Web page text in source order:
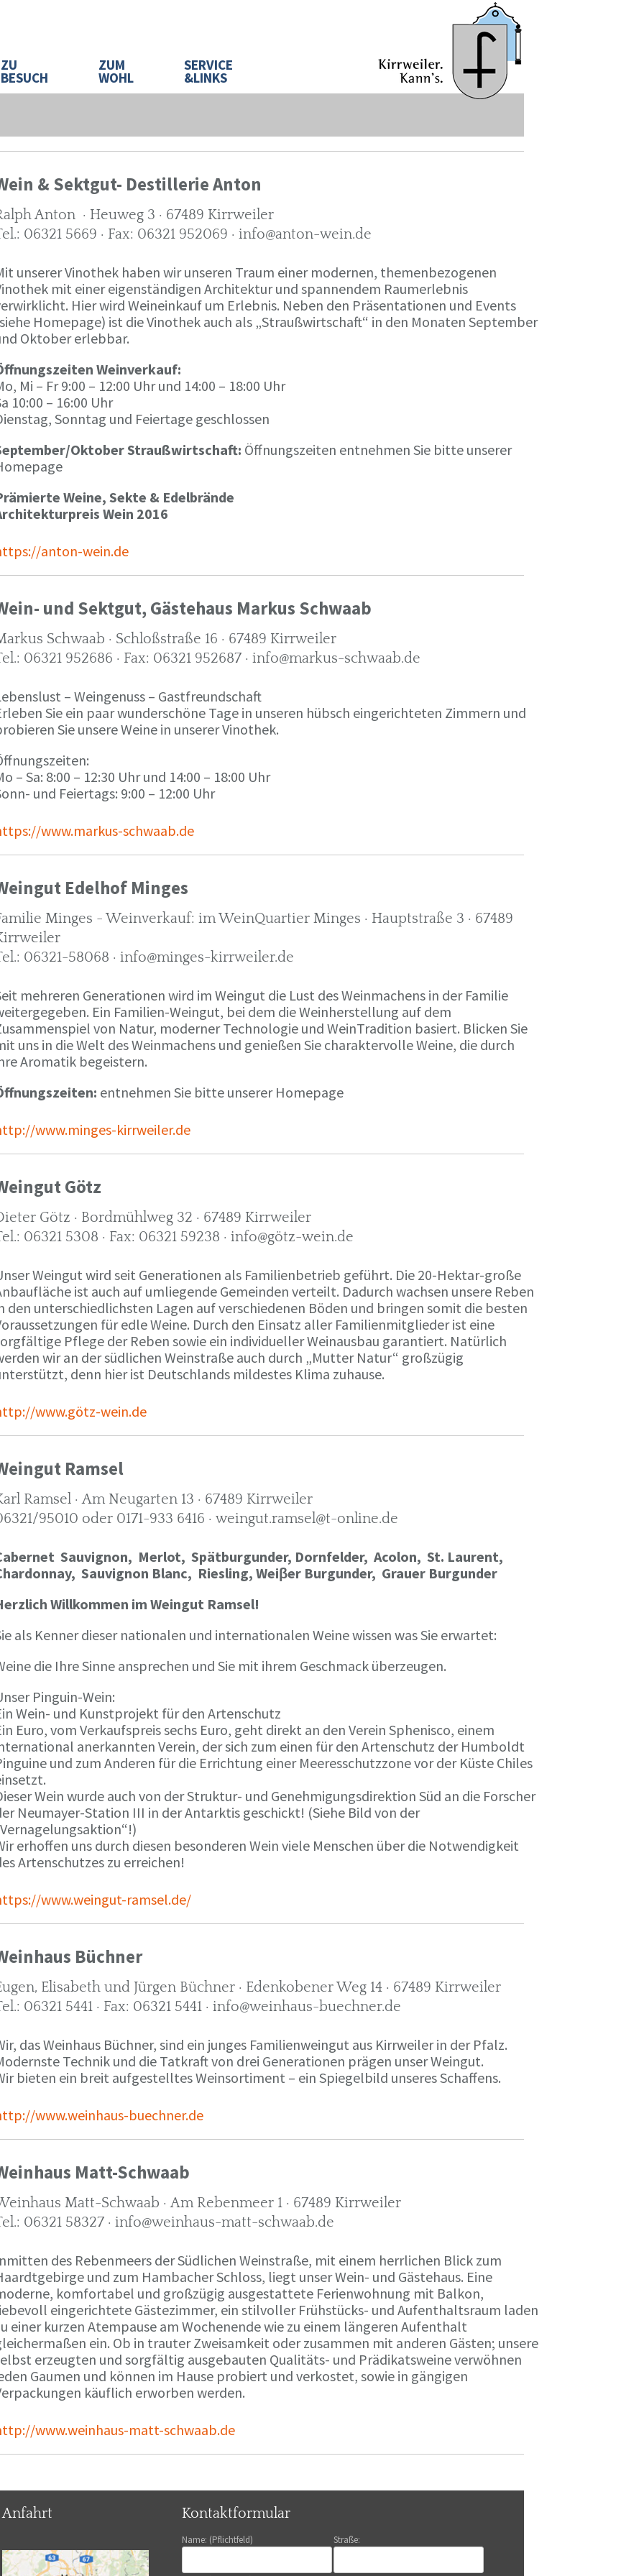
ZU
BESUCH
ZUM
WOHL
SERVICE
&LINKS
& Sektgut- Destillerie Anton
Anton · Heuweg 3 · 67489 Kirrweiler
06321 5669 · Fax: 06321 952069 · info@anton-wein.de
unserer Vinothek haben wir unseren Traum einer modernen, themenbezogenen
mit einer eigenständigen Architektur und spannendem Raumerlebnis
Hier wird Weineinkauf um Erlebnis. Neben den Präsentationen und Events
Homepage) ist die Vinothek auch als „Straußwirtschaft“ in den Monaten September
Oktober erlebbar.
Weinverkauf:
Mi – Fr 9:00 – 12:00 Uhr und 14:00 – 18:00 Uhr
10:00 – 16:00 Uhr
Sonntag und Feiertage geschlossen
Oktober Straußwirtschaft: Öffnungszeiten entnehmen Sie bitte unserer
Weine, Sekte & Edelbrände
Wein 2016
anton-wein.de
und Sektgut, Gästehaus Markus Schwaab
Schwaab · Schloßstraße 16 · 67489 Kirrweiler
06321 952686 · Fax: 06321 952687 · info@markus-schwaab.de
– Weingenuss – Gastfreundschaft
Sie ein paar wunderschöne Tage in unseren hübsch eingerichteten Zimmern und
Sie unsere Weine in unserer Vinothek.
– Sa: 8:00 – 12:30 Uhr und 14:00 – 18:00 Uhr
und Feiertags: 9:00 – 12:00 Uhr
www.markus-schwaab.de
Edelhof Minges
Minges - Weinverkauf: im WeinQuartier Minges · Hauptstraße 3 · 67489
06321-58068 · info@minges-kirrweiler.de
mehreren Generationen wird im Weingut die Lust des Weinmachens in der Familie
Ein Familien-Weingut, bei dem die Weinherstellung auf dem
von Natur, moderner Technologie und WeinTradition basiert. Blicken Sie
uns in die Welt des Weinmachens und genießen Sie charaktervolle Weine, die durch
Aromatik begeistern.
entnehmen Sie bitte unserer Homepage
www.minges-kirrweiler.de
Götz
Götz · Bordmühlweg 32 · 67489 Kirrweiler
06321 5308 · Fax: 06321 59238 · info@götz-wein.de
Weingut wird seit Generationen als Familienbetrieb geführt. Die 20-Hektar-große
ist auch auf umliegende Gemeinden verteilt. Dadurch wachsen unsere Reben
den unterschiedlichsten Lagen auf verschiedenen Böden und bringen somit die besten
für edle Weine. Durch den Einsatz aller Familienmitglieder ist eine
Pflege der Reben sowie ein individueller Weinausbau garantiert. Natürlich
wir an der südlichen Weinstraße auch durch „Mutter Natur“ großzügig
denn hier ist Deutschlands mildestes Klima zuhause.
www.götz-wein.de
Ramsel
Ramsel · Am Neugarten 13 · 67489 Kirrweiler
95010 oder 0171-933 6416 · weingut.ramsel@t-online.de
Sauvignon, Merlot, Spätburgunder, Dornfelder, Acolon, St. Laurent,
Sauvignon Blanc, Riesling, Weiβer Burgunder, Grauer Burgunder
Willkommen im Weingut Ramsel!
als Kenner dieser nationalen und internationalen Weine wissen was Sie erwartet:
die Ihre Sinne ansprechen und Sie mit ihrem Geschmack überzeugen.
Pinguin-Wein:
Wein- und Kunstprojekt für den Artenschutz
Euro, vom Verkaufspreis sechs Euro, geht direkt an den Verein Sphenisco, einem
anerkannten Verein, der sich zum einen für den Artenschutz der Humboldt
und zum Anderen für die Errichtung einer Meeresschutzzone vor der Küste Chiles
Wein wurde auch von der Struktur- und Genehmigungsdirektion Süd an die Forscher
Neumayer-Station III in der Antarktis geschickt! (Siehe Bild von der
erhoffen uns durch diesen besonderen Wein viele Menschen über die Notwendigkeit
Artenschutzes zu erreichen!
www.weingut-ramsel.de/
Büchner
Elisabeth und Jürgen Büchner · Edenkobener Weg 14 · 67489 Kirrweiler
06321 5441 · Fax: 06321 5441 · info@weinhaus-buechner.de
das Weinhaus Büchner, sind ein junges Familienweingut aus Kirrweiler in der Pfalz.
Technik und die Tatkraft von drei Generationen prägen unser Weingut.
bieten ein breit aufgestelltes Weinsortiment – ein Spiegelbild unseres Schaffens.
www.weinhaus-buechner.de
Matt-Schwaab
Matt-Schwaab · Am Rebenmeer 1 · 67489 Kirrweiler
06321 58327 · info@weinhaus-matt-schwaab.de
des Rebenmeers der Südlichen Weinstraße, mit einem herrlichen Blick zum
und zum Hambacher Schloss, liegt unser Wein- und Gästehaus. Eine
komfortabel und großzügig ausgestattete Ferienwohnung mit Balkon,
eingerichtete Gästezimmer, ein stilvoller Frühstücks- und Aufenthaltsraum laden
einer kurzen Atempause am Wochenende wie zu einem längeren Aufenthalt
ein. Ob in trauter Zweisamkeit oder zusammen mit anderen Gästen; unsere
erzeugten und sorgfältig ausgebauten Qualitäts- und Prädikatsweine verwöhnen
Gaumen und können im Hause probiert und verkostet, sowie in gängigen
käuflich erworben werden.
www.weinhaus-matt-schwaab.de
Anfahrt Kontaktformular
Name: (Pflichtfeld) Straße: